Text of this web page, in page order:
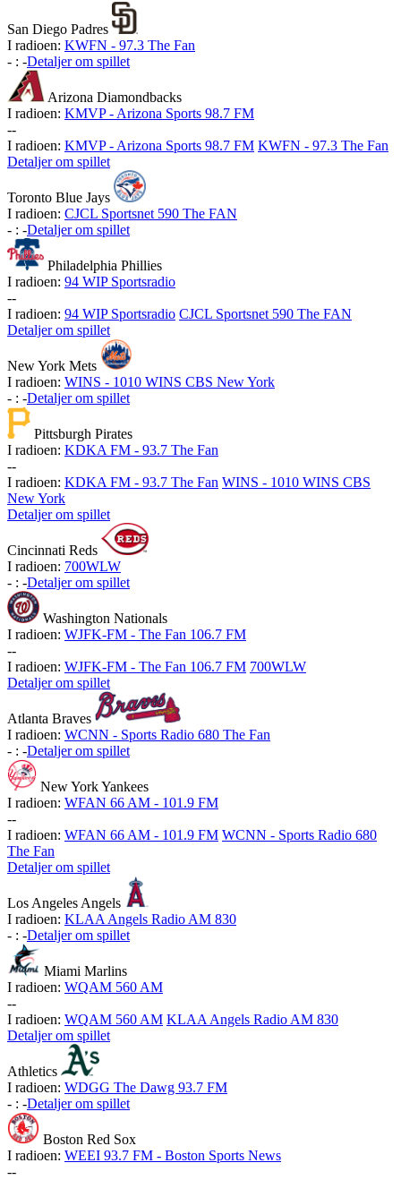
San Diego Padres
I radioen: KWFN - 97.3 The Fan
- : -Detaljer om spillet
Arizona Diamondbacks
I radioen: KMVP - Arizona Sports 98.7 FM
--
I radioen: KMVP - Arizona Sports 98.7 FM KWFN - 97.3 The Fan
Detaljer om spillet
Toronto Blue Jays
I radioen: CJCL Sportsnet 590 The FAN
- : -Detaljer om spillet
Philadelphia Phillies
I radioen: 94 WIP Sportsradio
--
I radioen: 94 WIP Sportsradio CJCL Sportsnet 590 The FAN
Detaljer om spillet
New York Mets
I radioen: WINS - 1010 WINS CBS New York
- : -Detaljer om spillet
Pittsburgh Pirates
I radioen: KDKA FM - 93.7 The Fan
--
I radioen: KDKA FM - 93.7 The Fan WINS - 1010 WINS CBS
New York
Detaljer om spillet
Cincinnati Reds
I radioen: 700WLW
- : -Detaljer om spillet
Washington Nationals
I radioen: WJFK-FM - The Fan 106.7 FM
--
I radioen: WJFK-FM - The Fan 106.7 FM 700WLW
Detaljer om spillet
Atlanta Braves
I radioen: WCNN - Sports Radio 680 The Fan
- : -Detaljer om spillet
New York Yankees
I radioen: WFAN 66 AM - 101.9 FM
--
I radioen: WFAN 66 AM - 101.9 FM WCNN - Sports Radio 680
The Fan
Detaljer om spillet
Los Angeles Angels
I radioen: KLAA Angels Radio AM 830
- : -Detaljer om spillet
Miami Marlins
I radioen: WQAM 560 AM
--
I radioen: WQAM 560 AM KLAA Angels Radio AM 830
Detaljer om spillet
Athletics
I radioen: WDGG The Dawg 93.7 FM
- : -Detaljer om spillet
Boston Red Sox
I radioen: WEEI 93.7 FM - Boston Sports News
--